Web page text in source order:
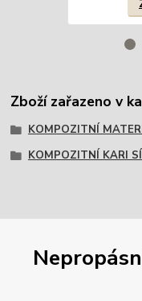
Zboží zařazeno v
KOMPOZITNÍ
KOMPOZITNÍ KARI